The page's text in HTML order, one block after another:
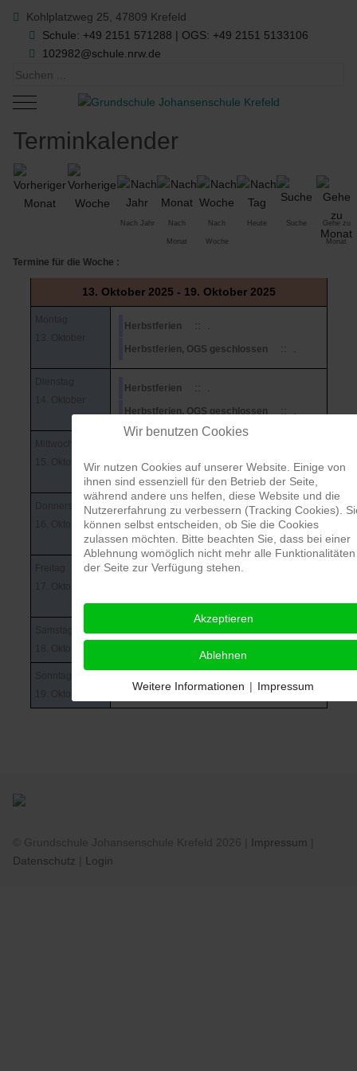
Kohlplatzweg 25, 47809 Krefeld
Schule: +49 2151 571288 | OGS: +49 2151 5133106
102982@schule.nrw.de
Mobile Menu Toggle
Terminkalender
Nach Jahr Nach
Monat
Nach
Woche
Heute Suche Gehe zu
Monat
Termine für die Woche :
13. Oktober 2025 - 19. Oktober 2025
Montag
13. Oktober
Herbstferien :: .
Herbstferien, OGS geschlossen :: .
Dienstag
14. Oktober
Herbstferien :: .
Herbstferien, OGS geschlossen :: .
Mittwoch
15. Oktober
Herbstferien, OGS geschlossen :: .
Donnerstag
16. Oktober
Herbstferien :: .
Herbstferien, OGS geschlossen :: .
Freitag
17. Oktober
Herbstferien :: .
Samstag
18. Oktober
Herbstferien :: .
Sonntag
19. Oktober
Herbstferien :: .
© Grundschule Johansenschule Krefeld 2026 | Impressum
Datenschutz
Login
Wir benutzen Cookies
Wir nutzen Cookies auf unserer Website. Einige von
ihnen sind essenziell für den Betrieb der Seite,
während andere uns helfen, diese Website und die
Nutzererfahrung zu verbessern (Tracking Cookies).
können selbst entscheiden, ob Sie die Cookies
zulassen möchten. Bitte beachten Sie, dass bei einer
Ablehnung womöglich nicht mehr alle Funktionalitäten
der Seite zur Verfügung stehen.
Akzeptieren
Ablehnen
Weitere Informationen | Impressum